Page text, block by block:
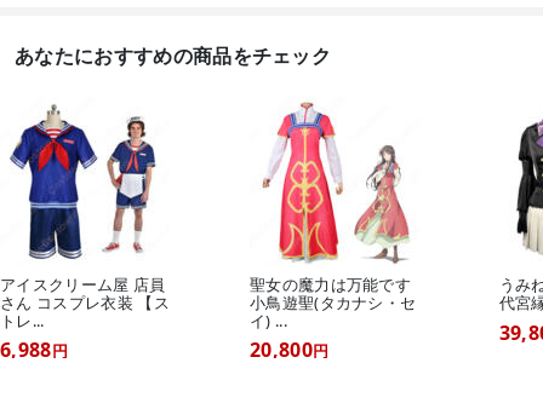
あなたにおすすめの商品をチェック
アイスクリーム屋 店員
さん コスプレ衣装 【ス
トレ...
6,988円
聖女の魔力は万能です
小鳥遊聖(タカナシ・セ
イ) ...
20,800円
うみ
代宮